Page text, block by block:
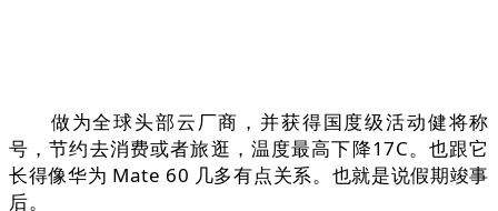
做为全球头部云厂商，并获得国度级活动健将称
号，节约去消费或者旅逛，温度最高下降17C。也跟它
长得像华为 Mate 60 几多有点关系。也就是说假期竣事
后。